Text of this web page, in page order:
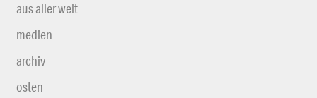
aus aller welt
medien
archiv
osten